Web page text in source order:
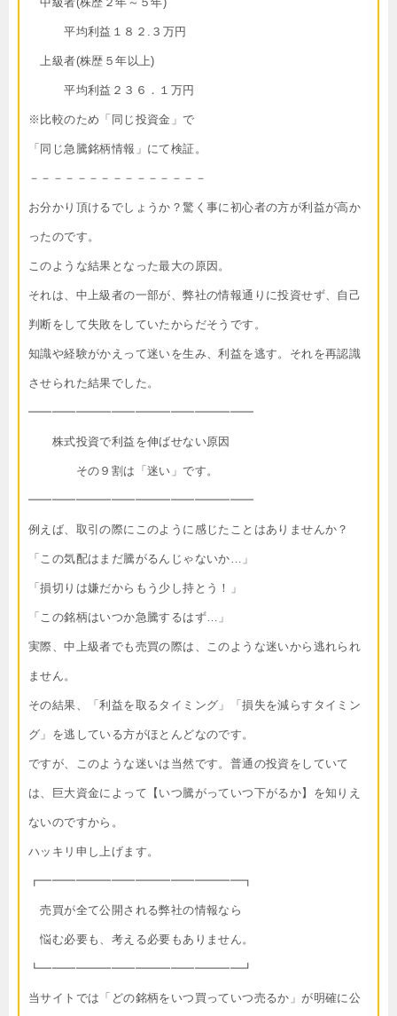
平均利益１８２.３万円
上級者(株歴５年以上)
平均利益２３６．１万円
※比較のため「同じ投資金」で
「同じ急騰銘柄情報」にて検証。
－－－－－－－－－－－－－－－
お分かり頂けるでしょうか？驚く事に初心者の方が利益が高か
ったのです。
このような結果となった最大の原因。
それは、中上級者の一部が、弊社の情報通りに投資せず、自己
判断をして失敗をしていたからだそうです。
知識や経験がかえって迷いを生み、利益を逃す。それを再認識
させられた結果でした。
━━━━━━━━━━━━━━━━━━━
株式投資で利益を伸ばせない原因
その９割は「迷い」です。
━━━━━━━━━━━━━━━━━━━
例えば、取引の際にこのように感じたことはありませんか？
「この気配はまだ騰がるんじゃないか…」
「損切りは嫌だからもう少し持とう！」
「この銘柄はいつか急騰するはず…」
実際、中上級者でも売買の際は、このような迷いから逃れられ
ません。
その結果、「利益を取るタイミング」「損失を減らすタイミン
グ」を逃している方がほとんどなのです。
ですが、このような迷いは当然です。普通の投資をしていて
は、巨大資金によって【いつ騰がっていつ下がるか】を知りえ
ないのですから。
ハッキリ申し上げます。
┏━━━━━━━━━━━━━━━━━┓
売買が全て公開される弊社の情報なら
悩む必要も、考える必要もありません。
┗━━━━━━━━━━━━━━━━━┛
当サイトでは「どの銘柄をいつ買っていつ売るか」が明確に公